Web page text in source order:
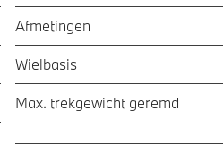
Afmetingen
Wielbasis
Max. trekgewicht geremd